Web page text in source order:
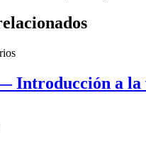
Introducción a